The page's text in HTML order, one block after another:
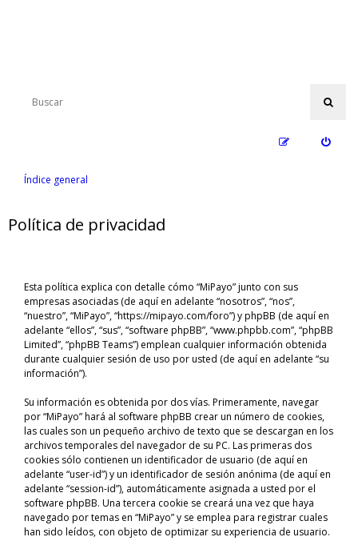
Índice general
Política de privacidad
Esta política explica con detalle cómo “MiPayo” junto con sus
empresas asociadas (de aquí en adelante “nosotros”, “nos”,
“nuestro”, “MiPayo”, “https://mipayo.com/foro”) y phpBB (de aquí en
adelante “ellos”, “sus”, “software phpBB”, “www.phpbb.com”, “phpBB
Limited”, “phpBB Teams”) emplean cualquier información obtenida
durante cualquier sesión de uso por usted (de aquí en adelante “su
información”).
Su información es obtenida por dos vías. Primeramente, navegar
por “MiPayo” hará al software phpBB crear un número de cookies,
las cuales son un pequeño archivo de texto que se descargan en los
archivos temporales del navegador de su PC. Las primeras dos
cookies sólo contienen un identificador de usuario (de aquí en
adelante “user-id”) y un identificador de sesión anónima (de aquí en
adelante “session-id”), automáticamente asignada a usted por el
software phpBB. Una tercera cookie se creará una vez que haya
navegado por temas en “MiPayo” y se emplea para registrar cuales
han sido leídos, con objeto de optimizar su experiencia de usuario.